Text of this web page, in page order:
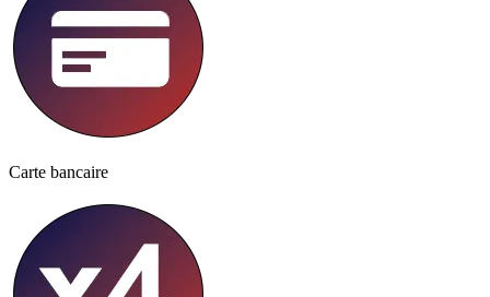
Carte bancaire